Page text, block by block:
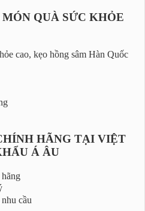
QUÀ SỨC KHỎE
cao, kẹo hồng sâm Hàn Quốc
HÃNG TẠI VIỆT
Á ÂU
cầu